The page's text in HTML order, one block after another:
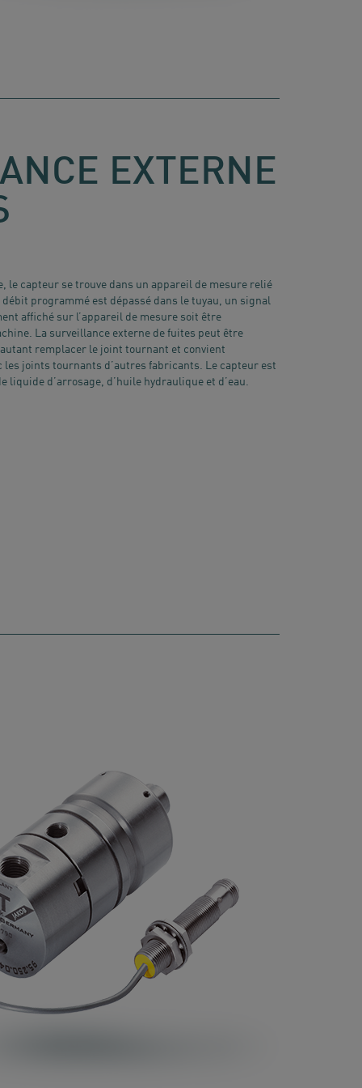
EXTERNE
le capteur se trouve dans un appareil de mesure relié
programmé est dépassé dans le tuyau, un signal
affiché sur l’appareil de mesure soit être
La surveillance externe de fuites peut être
remplacer le joint tournant et convient
joints tournants d’autres fabricants. Le capteur est
liquide d’arrosage, d’huile hydraulique et d’eau.